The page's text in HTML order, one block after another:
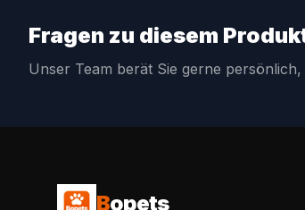
Fragen zu diesem
Unser Team berät Sie gerne
Bopets